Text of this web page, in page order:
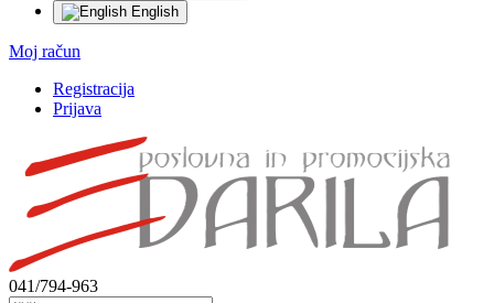
English
Moj račun
Registracija
Prijava
041/794-963